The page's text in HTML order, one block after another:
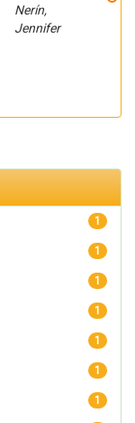
Nerín,
Jennifer
1
1
1
1
1
1
1